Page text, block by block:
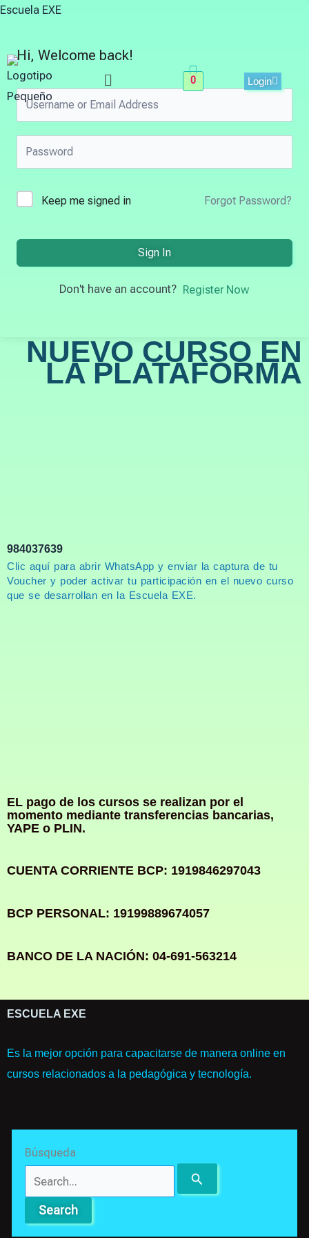
Skip
content
Escuela EXE
Menu 0 Login
Hi, Welcome back!
Keep me signed in Forgot Password?
Sign In
Don't have an account? Register Now
NUEVO CURSO EN
LA PLATAFORMA
984037639
Clic aquí para abrir WhatsApp y enviar la captura de tu
Voucher y poder activar tu participación en el nuevo curso
que se desarrollan en la Escuela EXE.
EL pago de los cursos se realizan por el
momento mediante transferencias bancarias,
YAPE o PLIN.
CUENTA CORRIENTE BCP: 1919846297043
BCP PERSONAL: 19199889674057
BANCO DE LA NACIÓN: 04-691-563214
ESCUELA EXE
Es la mejor opción para capacitarse de manera online en
cursos relacionados a la pedagógica y tecnología.
Búsqueda
for: